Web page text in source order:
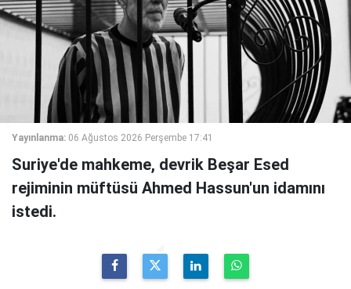
Yayınlanma: 06 Ağustos 2026 Perşembe 17:41
Suriye'de mahkeme, devrik Beşar Esed
rejiminin müftüsü Ahmed Hassun'un idamını
istedi.